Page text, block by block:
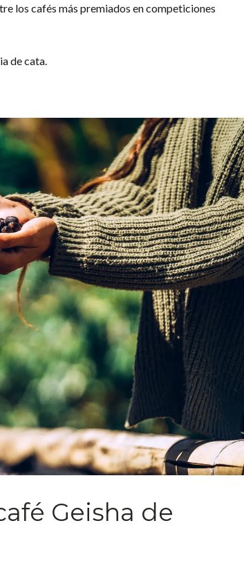
los cafés más premiados en competiciones
de cata.
Geisha de